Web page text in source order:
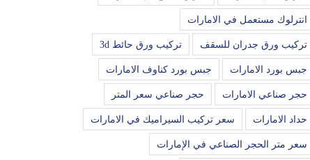
انترلوك مستعمل في الامارات
تركيب ورق جدران للسقف تركيب ورق حائط 3d
جبس بورد الامارات جبس بورد كناوف الامارات
حجر صناعي الامارات حجر صناعي سعر المتر
حداد الامارات سعر تركيب السيراميك في الامارات
سعر متر الحجر الصناعي في الإمارات